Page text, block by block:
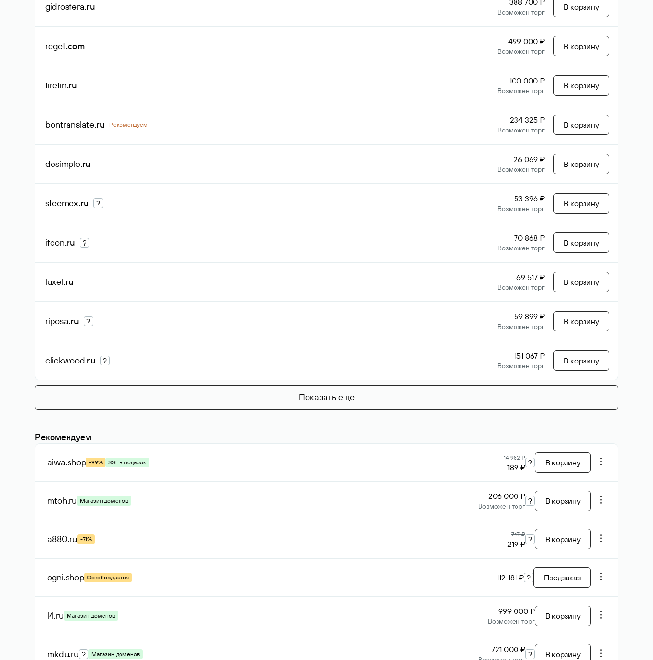
gidrosfera.ru 388 700 ₽
Возможен торг
В корзину
reget.com 499 000 ₽
Возможен торг
В корзину
firefin.ru 100 000 ₽
Возможен торг
В корзину
bontranslate.ru Рекомендуем 234 325 ₽
Возможен торг
В корзину
desimple.ru 26 069 ₽
Возможен торг
В корзину
steemex.ru ? 53 396 ₽
Возможен торг
В корзину
ifcon.ru ? 70 868 ₽
Возможен торг
В корзину
luxel.ru 69 517 ₽
Возможен торг
В корзину
riposa.ru ? 59 899 ₽
Возможен торг
В корзину
clickwood.ru ? 151 067 ₽
Возможен торг
В корзину
Показать еще
Рекомендуем
aiwa.shop -99% SSL в подарок
14 982 ₽
189 ₽ ? В корзину
mtoh.ru Магазин доменов 206 000 ₽
Возможен торг
? В корзину
a880.ru -71%
747 ₽
219 ₽ ? В корзину
ogni.shop Освобождается 112 181 ₽ ? Предзаказ
l4.ru Магазин доменов 999 000 ₽
Возможен торг
В корзину
mkdu.ru ? Магазин доменов 721 000 ₽ ? В корзину